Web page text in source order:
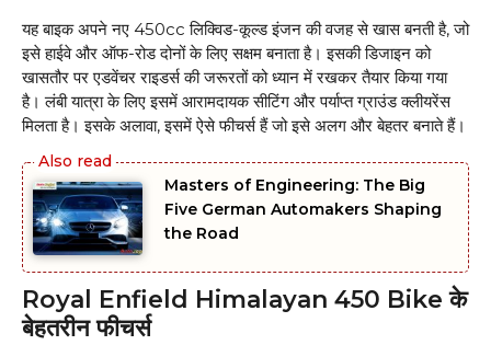
यह बाइक अपने नए 450cc लिक्विड-कूल्ड इंजन की वजह से खास बनती है, जो
इसे हाईवे और ऑफ-रोड दोनों के लिए सक्षम बनाता है। इसकी डिजाइन को
खासतौर पर एडवेंचर राइडर्स की जरूरतों को ध्यान में रखकर तैयार किया गया
है। लंबी यात्रा के लिए इसमें आरामदायक सीटिंग और पर्याप्त ग्राउंड क्लीयरेंस
मिलता है। इसके अलावा, इसमें ऐसे फीचर्स हैं जो इसे अलग और बेहतर बनाते हैं।
Masters of Engineering: The Big
Five German Automakers Shaping
the Road
Royal Enfield Himalayan 450 Bike के
बेहतरीन फीचर्स